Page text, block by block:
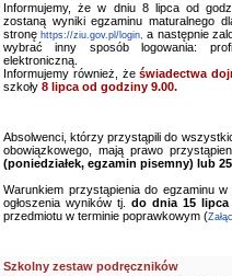
Informujemy, że w dniu 8 lipca od
zostaną wyniki egzaminu maturalnego
stronęhttps://ziu.gov.pl/login, a następnie
wybrać inny sposób logowania:
elektroniczną.
Informujemy również, żeświadectwa
szkoły 8 lipca od godziny 9.00.
Absolwenci, którzy przystąpili do
obowiązkowego, mają prawo
(poniedziałek, egzamin pisemny) lub
Warunkiem przystąpienia do egzaminu
ogłoszenia wyników tj.do dnia 15 lipca
przedmiotu w terminie poprawkowym (
Szkolny zestaw podręczników